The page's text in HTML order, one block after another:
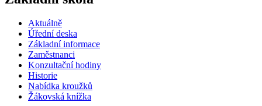
Aktuálně
Úřední deska
Základní informace
Zaměstnanci
Konzultační hodiny
Historie
Nabídka kroužků
Žákovská knížka